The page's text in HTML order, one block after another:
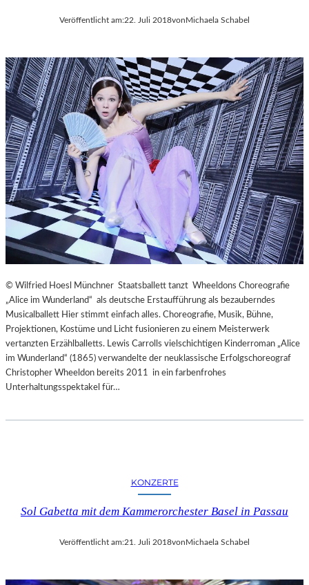
Veröffentlicht am:22. Juli 2018vonMichaela Schabel
© Wilfried Hoesl Münchner Staatsballett tanzt Wheeldons Choreografie
„Alice im Wunderland“ als deutsche Erstaufführung als bezauberndes
Musicalballett Hier stimmt einfach alles. Choreografie, Musik, Bühne,
Projektionen, Kostüme und Licht fusionieren zu einem Meisterwerk
vertanzten Erzählballetts. Lewis Carrolls vielschichtigen Kinderroman „Alice
im Wunderland“ (1865) verwandelte der neuklassische Erfolgschoreograf
Christopher Wheeldon bereits 2011 in ein farbenfrohes
Unterhaltungsspektakel für…
KONZERTE
Sol Gabetta mit dem Kammerorchester Basel in Passau
Veröffentlicht am:21. Juli 2018vonMichaela Schabel